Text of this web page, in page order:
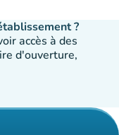
?
accès à des
d'ouverture,